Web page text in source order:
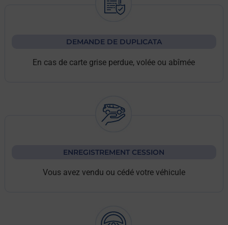
DEMANDE DE DUPLICATA
En cas de carte grise perdue, volée ou abîmée
ENREGISTREMENT CESSION
Vous avez vendu ou cédé votre véhicule